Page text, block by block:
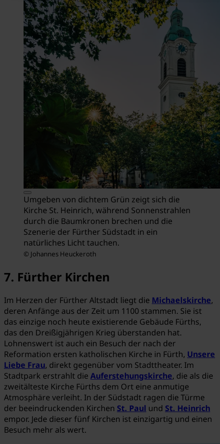
Umgeben von dichtem Grün zeigt sich die
Kirche St. Heinrich, während Sonnenstrahlen
durch die Baumkronen brechen und die
Szenerie der Fürther Südstadt in ein
natürliches Licht tauchen.
© Johannes Heuckeroth
7. Fürther Kirchen
Im Herzen der Fürther Altstadt liegt die Michaelskirche,
deren Anfänge aus der Zeit um 1100 stammen. Sie ist
das einzige noch heute existierende Gebäude Fürths,
das den Dreißigjährigen Krieg überstanden hat.
Lohnenswert ist auch ein Besuch der nach der
Reformation ersten katholischen Kirche in Fürth, Unsere
Liebe Frau, direkt gegenüber vom Stadttheater. Im
Stadtpark erstrahlt die Auferstehungskirche, die als die
zweitälteste Kirche Fürths dem Ort eine anmutige
Atmosphäre verleiht. In der Südstadt ragen die Türme
der beeindruckenden Kirchen St. Paul und St. Heinrich
empor. Jede dieser fünf Kirchen ist einzigartig und einen
Besuch mehr als wert.